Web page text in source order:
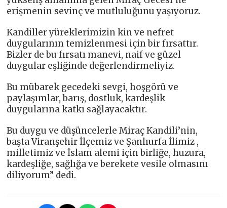
erişmenin sevinç ve mutluluğunu yaşıyoruz.
Kandiller yüreklerimizin kin ve nefret
duygularının temizlenmesi için bir fırsattır.
Bizler de bu fırsatı manevi, naif ve güzel
duygular eşliğinde değerlendirmeliyiz.
Bu mübarek gecedeki sevgi, hoşgörü ve
paylaşımlar, barış, dostluk, kardeşlik
duygularına katkı sağlayacaktır.
Bu duygu ve düşüncelerle Miraç Kandili’nin,
başta Viranşehir İlçemiz ve Şanlıurfa İlimiz ,
milletimiz ve İslam alemi için birliğe, huzura,
kardeşliğe, sağlığa ve berekete vesile olmasını
diliyorum” dedi.